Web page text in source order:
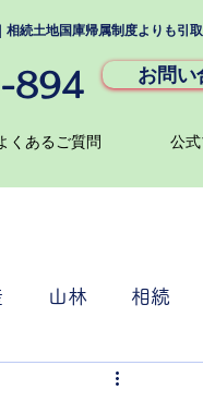
続土地国庫帰属制度よりも引
894 お問い
くあるご質問 公
山林 相続